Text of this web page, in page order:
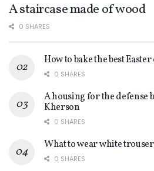
A staircase made of wood
0 SHARES
How to bake the best Easter
0 SHARES
A housing for the defense
Kherson
0 SHARES
What to wear white
0 SHARES